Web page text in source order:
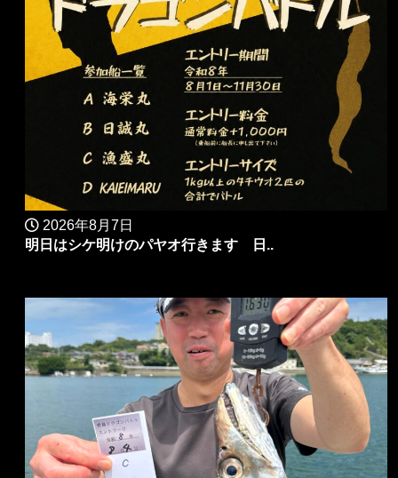
2026年8月7日
明日はシケ明けのパヤオ行きます 日..